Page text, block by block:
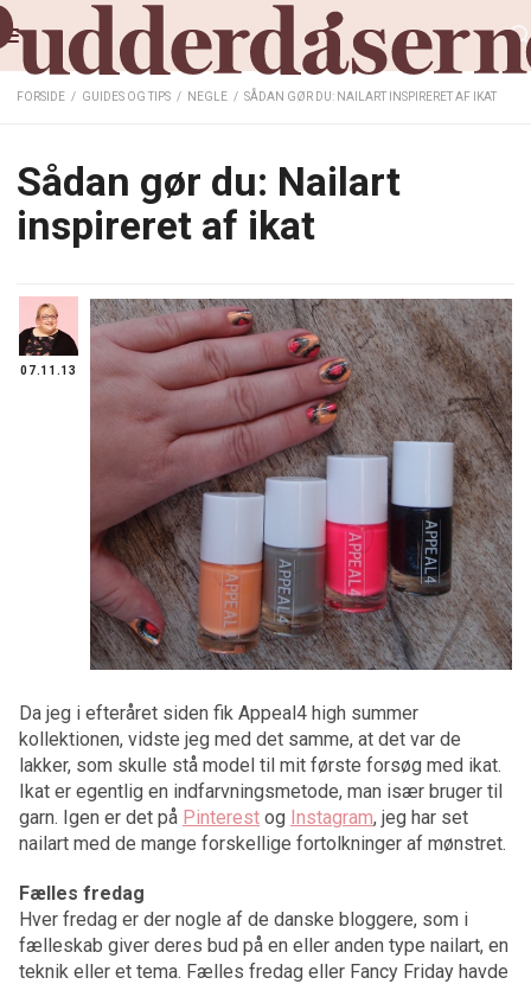
FORSIDE / GUIDES OG TIPS / NEGLE / SÅDAN GØR DU: NAILART INSPIRERET AF IKAT
Sådan gør du: Nailart
inspireret af ikat
07.11.13
Da jeg i efteråret siden fik Appeal4 high summer
kollektionen, vidste jeg med det samme, at det var de
lakker, som skulle stå model til mit første forsøg med ikat.
Ikat er egentlig en indfarvningsmetode, man især bruger til
garn. Igen er det på Pinterest og Instagram, jeg har set
nailart med de mange forskellige fortolkninger af mønstret.
Fælles fredag
Hver fredag er der nogle af de danske bloggere, som i
fælleskab giver deres bud på en eller anden type nailart, en
teknik eller et tema. Fælles fredag eller Fancy Friday havde